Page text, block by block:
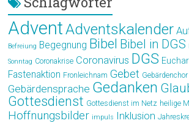
AdventAdventskalender
Befreiung Begegnung Bibel Bibel in DGS
Sonntag Coronakrise Coronavirus DGS
Fastenaktion Fronleichnam Gebet Gebärdenchor
Gebärdensprache Gedanken
Gottesdienst Gottesdienst im Netz heilige
Hoffnungsbilder impuls Inklusion